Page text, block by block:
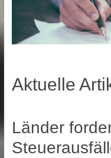
Aktuelle
Länder